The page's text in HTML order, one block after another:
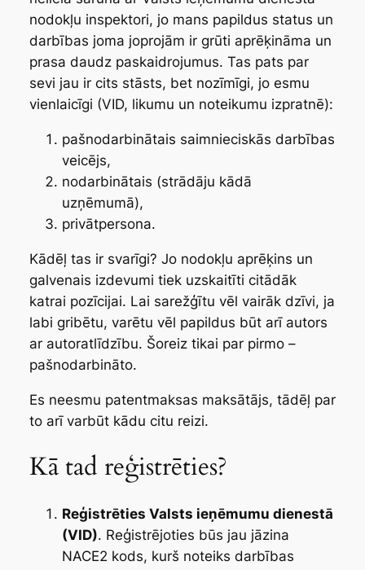
nodokļu inspektori, jo mans papildus status un
darbības joma joprojām ir grūti aprēķināma un
prasa daudz paskaidrojumus. Tas pats par
sevi jau ir cits stāsts, bet nozīmīgi, jo esmu
vienlaicīgi (VID, likumu un noteikumu izpratnē):
pašnodarbinātais saimnieciskās darbības
veicējs,
nodarbinātais (strādāju kādā
uzņēmumā),
privātpersona.
Kādēļ tas ir svarīgi? Jo nodokļu aprēķins un
galvenais izdevumi tiek uzskaitīti citādāk
katrai pozīcijai. Lai sarežģītu vēl vairāk dzīvi, ja
labi gribētu, varētu vēl papildus būt arī autors
ar autoratlīdzību. Šoreiz tikai par pirmo –
pašnodarbināto.
Es neesmu patentmaksas maksātājs, tādēļ par
to arī varbūt kādu citu reizi.
Kā tad reģistrēties?
Reģistrēties Valsts ieņēmumu dienestā
(VID). Reģistrējoties būs jau jāzina
NACE2 kods, kurš noteiks darbības